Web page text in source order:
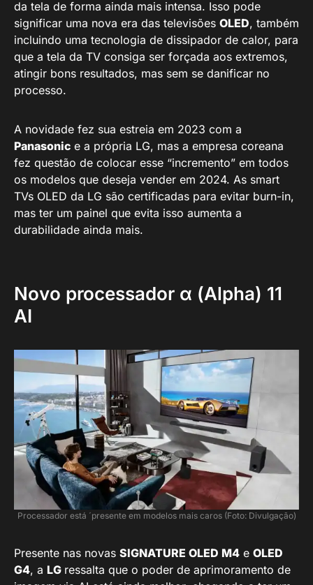
da tela de forma ainda mais intensa. Isso pode
significar uma nova era das televisões OLED, também
incluindo uma tecnologia de dissipador de calor, para
que a tela da TV consiga ser forçada aos extremos,
atingir bons resultados, mas sem se danificar no
processo.
A novidade fez sua estreia em 2023 com a
Panasonic e a própria LG, mas a empresa coreana
fez questão de colocar esse “incremento” em todos
os modelos que deseja vender em 2024. As smart
TVs OLED da LG são certificadas para evitar burn-in,
mas ter um painel que evita isso aumenta a
durabilidade ainda mais.
Novo processador α (Alpha) 11
AI
Processador está ´presente em modelos mais caros (Foto: Divulgação)
Presente nas novas SIGNATURE OLED M4 e OLED
G4, a LG ressalta que o poder de aprimoramento de